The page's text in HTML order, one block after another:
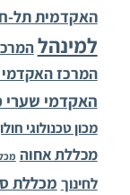
האקדמית תל-
למינהל
המרכז
האקדמי
מכון טכנולוגי
מכללת אחוה
לחינוך מכללת